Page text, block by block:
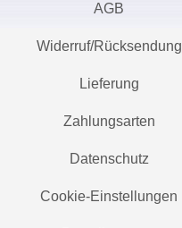
AGB
Widerruf/Rücksendung
Lieferung
Zahlungsarten
Datenschutz
Cookie-Einstellungen